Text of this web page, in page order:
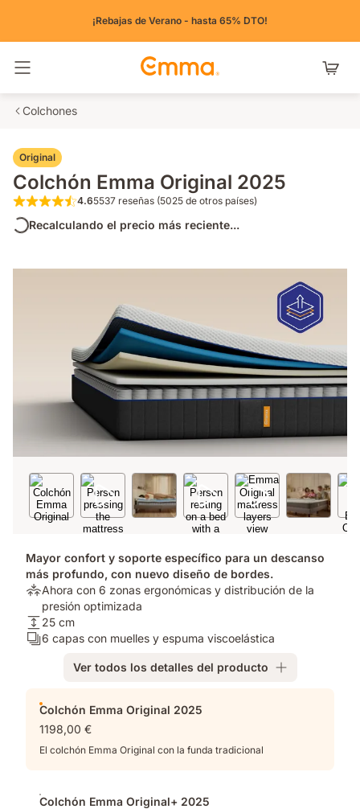
¡Rebajas de Verano - hasta 65% DTO!
Colchones
Original
Colchón Emma Original 2025
4.6 de 5 estrellas 5537 reseñas (5025 de
4.65537 reseñas (5025 de otros países)
Recalculando el precio más reciente...
Mayor confort y soporte específico para un descanso
más profundo, con nuevo diseño de bordes.
Alivio
presión:
Ahora
ergonómicas
distribución
optimizada​
Ahora con 6 zonas ergonómicas y distribución de la
presión optimizada​
Altura
del
25 cm
Número
capas
con
muelles
6 capas con muelles y espuma viscoelástica
Ver todos los detalles del producto
Colchón Emma Original 2025
1198,00 €
El colchón Emma Original con la funda tradicional
Colchón Emma Original+ 2025